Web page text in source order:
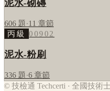
泥水-砌磚
606 題 ·11 章節
丙級
00902
泥水-粉刷
336 題 ·6 章節
© 技檢通 Techcerti · 全國技術